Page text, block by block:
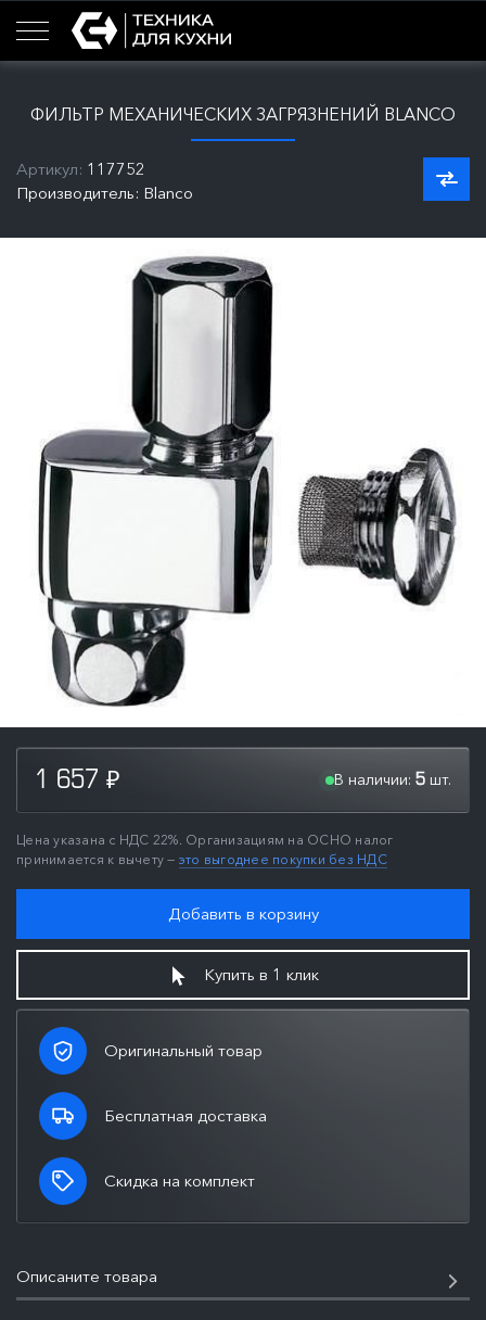
ФИЛЬТР МЕХАНИЧЕСКИХ ЗАГРЯЗНЕНИЙ BLANCO
Артикул: 117752
Производитель: Blanco
1 657 ₽ В наличии: 5 шт.
Цена указана с НДС 22%. Организациям на ОСНО налог
принимается к вычету — это выгоднее покупки без НДС
Добавить в корзину
Купить в 1 клик
Оригинальный товар
Бесплатная доставка
Скидка на комплект
Описаните товара